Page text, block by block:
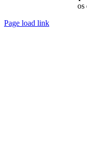
os
Page load link